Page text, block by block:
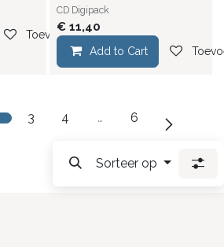
Toevoegen aan verlanglijst
CD Digipack
€ 11,40
Add to Cart
3 4 … 6
Sorteer op